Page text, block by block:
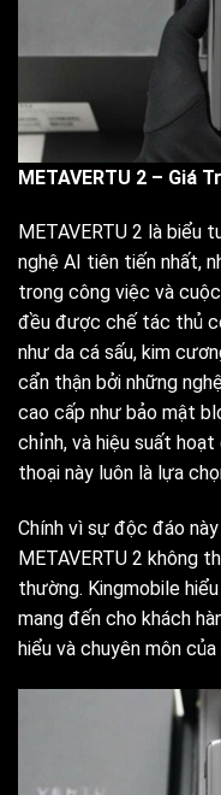
METAVERTU 2 – Giá
METAVERTU 2 là biểu
nghệ AI tiên tiến nhất,
trong công việc và
đều được chế tác thủ
như da cá sấu, kim
cẩn thận bởi những
cao cấp như bảo mật
chỉnh, và hiệu suất
thoại này luôn là lựa
Chính vì sự độc đáo
METAVERTU 2 không
thường. Kingmobile
mang đến cho khách
hiểu và chuyên môn của